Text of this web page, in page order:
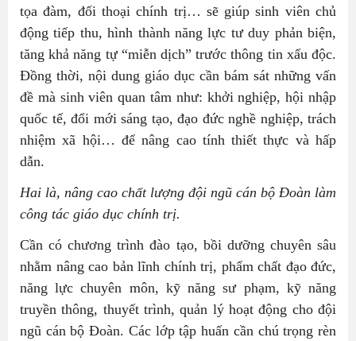
tọa đàm, đối thoại chính trị… sẽ giúp sinh viên chủ
động tiếp thu, hình thành năng lực tư duy phản biện,
tăng khả năng tự “miễn dịch” trước thông tin xấu độc.
Đồng thời, nội dung giáo dục cần bám sát những vấn
đề mà sinh viên quan tâm như: khởi nghiệp, hội nhập
quốc tế, đổi mới sáng tạo, đạo đức nghề nghiệp, trách
nhiệm xã hội… để nâng cao tính thiết thực và hấp
dẫn.
Hai là, nâng cao chất lượng đội ngũ cán bộ Đoàn làm
công tác giáo dục chính trị.
Cần có chương trình đào tạo, bồi dưỡng chuyên sâu
nhằm nâng cao bản lĩnh chính trị, phẩm chất đạo đức,
năng lực chuyên môn, kỹ năng sư phạm, kỹ năng
truyền thông, thuyết trình, quản lý hoạt động cho đội
ngũ cán bộ Đoàn. Các lớp tập huấn cần chú trọng rèn